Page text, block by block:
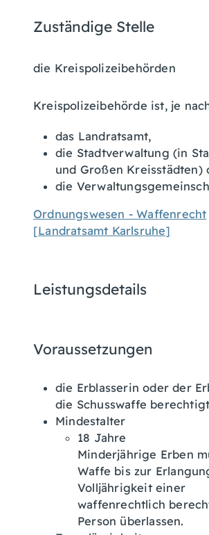
Zuständige Stelle
die Kreispolizeibehörden
Kreispolizeibehörde ist, je
das Landratsamt,
die Stadtverwaltung (in
und Großen Kreisstädten)
die
Ordnungswesen - Waffenrecht
[Landratsamt Karlsruhe]
Leistungsdetails
Voraussetzungen
die Erblasserin oder der
die Schusswaffe
Mindestalter
18 Jahre
Minderjährige Erben
Waffe bis zur
Volljährigkeit einer
waffenrechtlich
Person überlassen.